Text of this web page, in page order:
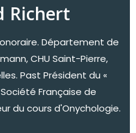
Richert
Département de
CHU Saint-Pierre,
Past Président du «
Française de
du cours d'Onychologie.